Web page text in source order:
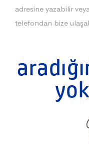
adresine yazabilir
telefondan bize